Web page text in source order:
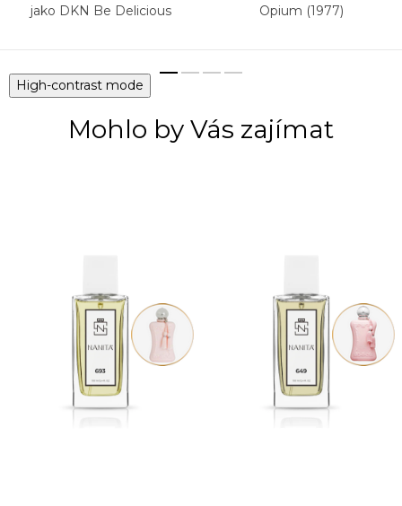
jako DKN Be Delicious
Opium (1977)
High-contrast mode
Mohlo by Vás zajímat